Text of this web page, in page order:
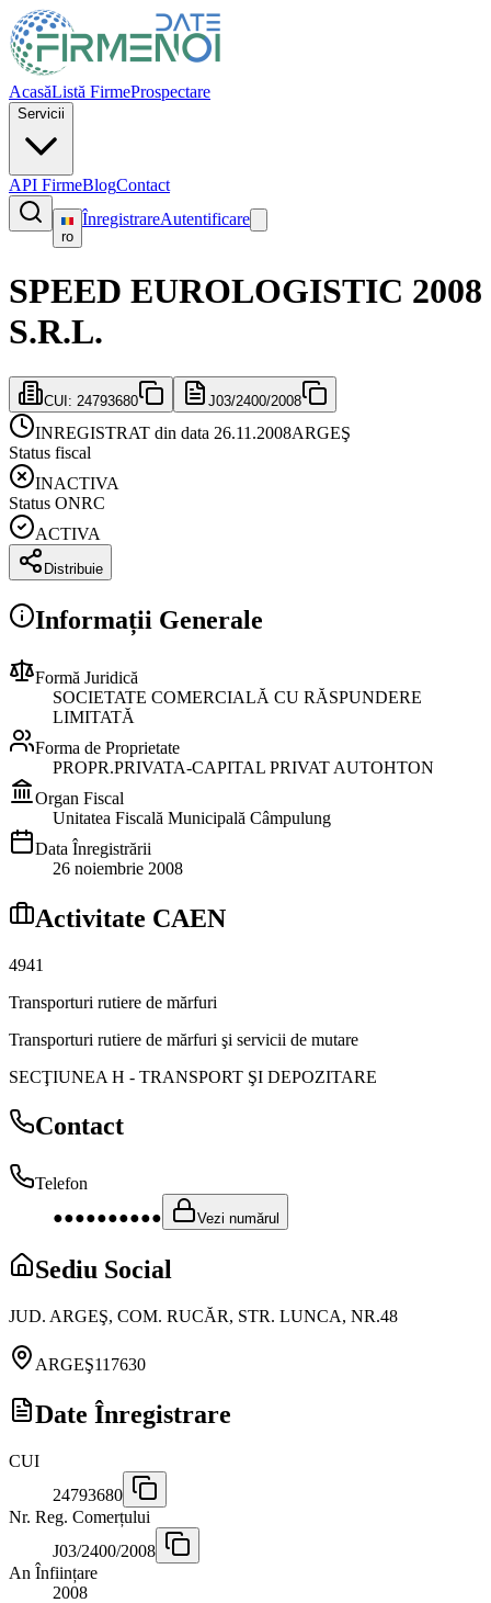
AcasăListă FirmeProspectare
Servicii
API FirmeBlogContact
ro
ÎnregistrareAutentificare
SPEED EUROLOGISTIC 2008
S.R.L.
CUI: 24793680 J03/2400/2008
INREGISTRAT din data 26.11.2008ARGEŞ
Status fiscal
INACTIVA
Status ONRC
ACTIVA
Distribuie
Informații Generale
Formă Juridică
SOCIETATE COMERCIALĂ CU RĂSPUNDERE
LIMITATĂ
Forma de Proprietate
PROPR.PRIVATA-CAPITAL PRIVAT AUTOHTON
Organ Fiscal
Unitatea Fiscală Municipală Câmpulung
Data Înregistrării
26 noiembrie 2008
Activitate CAEN
4941
Transporturi rutiere de mărfuri
Transporturi rutiere de mărfuri şi servicii de mutare
SECŢIUNEA H - TRANSPORT ŞI DEPOZITARE
Contact
Telefon
●●●●●●●●●●
Vezi numărul
Sediu Social
JUD. ARGEŞ, COM. RUCĂR, STR. LUNCA, NR.48
ARGEŞ117630
Date Înregistrare
CUI
24793680
Nr. Reg. Comerțului
J03/2400/2008
An Înființare
2008